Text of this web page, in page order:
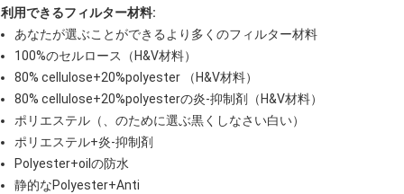
利用できるフィルター材料:
あなたが選ぶことができるより多くのフィルター材料
100%のセルロース（H&V材料）
80% cellulose+20%polyester （H&V材料）
80% cellulose+20%polyesterの炎-抑制剤（H&V材料）
ポリエステル（、のために選ぶ黒くしなさい白い）
ポリエステル+炎-抑制剤
Polyester+oilの防水
静的なPolyester+Anti